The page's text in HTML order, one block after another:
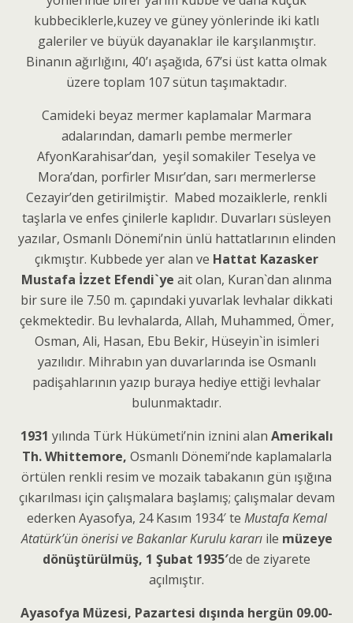
kubbeciklerle,kuzey ve güney yönlerinde iki katlı
galeriler ve büyük dayanaklar ile karşılanmıştır.
Binanın ağırlığını, 40’ı aşağıda, 67’si üst katta olmak
üzere toplam 107 sütun taşımaktadır.
Camideki beyaz mermer kaplamalar Marmara
adalarından, damarlı pembe mermerler
AfyonKarahisar’dan, yeşil somakiler Teselya ve
Mora’dan, porfirler Mısır’dan, sarı mermerlerse
Cezayir’den getirilmiştir. Mabed mozaiklerle, renkli
taşlarla ve enfes çinilerle kaplıdır. Duvarları süsleyen
yazılar, Osmanlı Dönemi’nin ünlü hattatlarının elinden
çıkmıştır. Kubbede yer alan ve Hattat Kazasker
Mustafa İzzet Efendi`ye ait olan, Kuran`dan alınma
bir sure ile 7.50 m. çapındaki yuvarlak levhalar dikkati
çekmektedir. Bu levhalarda, Allah, Muhammed, Ömer,
Osman, Ali, Hasan, Ebu Bekir, Hüseyin`in isimleri
yazılıdır. Mihrabın yan duvarlarında ise Osmanlı
padişahlarının yazıp buraya hediye ettiği levhalar
bulunmaktadır.
1931 yılında Türk Hükümeti’nin iznini alan Amerikalı
Th. Whittemore, Osmanlı Dönemi’nde kaplamalarla
örtülen renkli resim ve mozaik tabakanın gün ışığına
çıkarılması için çalışmalara başlamış; çalışmalar devam
ederken Ayasofya, 24 Kasım 1934′ te Mustafa Kemal
Atatürk’ün önerisi ve Bakanlar Kurulu kararıile müzeye
dönüştürülmüş, 1 Şubat 1935′de de ziyarete
açılmıştır.
Ayasofya Müzesi, Pazartesi dışında hergün 09.00-